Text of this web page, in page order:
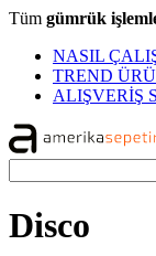
Tüm gümrük
NASIL
TREND
ALIŞVERİŞ
Disco